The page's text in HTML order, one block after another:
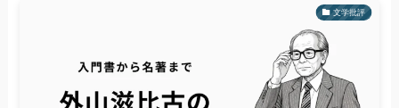
文学批評